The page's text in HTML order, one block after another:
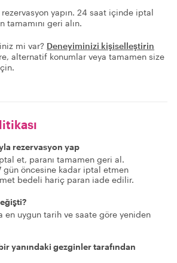
yapın. 24 saat içinde iptal
tamamını geri alın.
mi var? Deneyiminizi kişiselleştirin
alternatif konumlar veya tamamen size
rezervasyon yap
et, paranı tamamen geri al.
gün öncesine kadar iptal etmen
bedeli hariç paran iade edilir.
en uygun tarih ve saate göre yeniden
yanındaki gezginler tarafından